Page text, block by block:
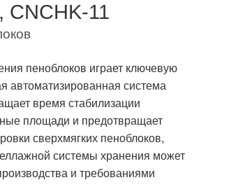
CNCHK-11
пеноблоков играет ключевую
автоматизированная система
время стабилизации
площади и предотвращает
сверхмягких пеноблоков,
системы хранения может
и требованиями